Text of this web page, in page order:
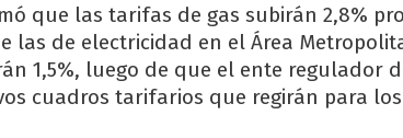
que las tarifas de gas subirán 2,8%
las de electricidad en el Área
1,5%, luego de que el ente regulador
cuadros tarifarios que regirán para